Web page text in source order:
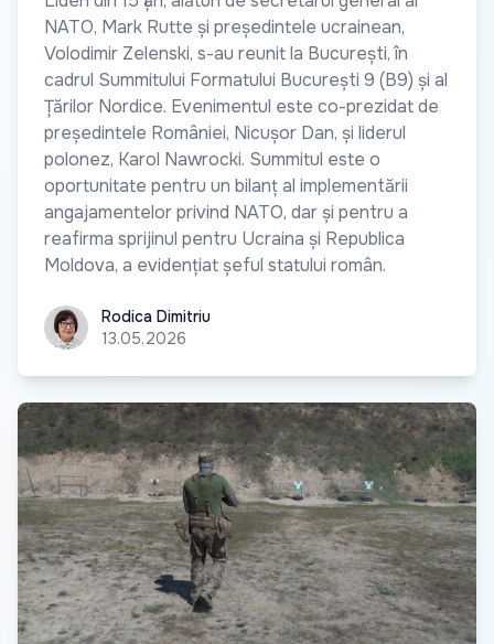
NATO, Mark Rutte și președintele ucrainean,
Volodimir Zelenski, s-au reunit la București, în
cadrul Summitului Formatului București 9 (B9) și al
Țărilor Nordice. Evenimentul este co-prezidat de
președintele României, Nicușor Dan, și liderul
polonez, Karol Nawrocki. Summitul este o
oportunitate pentru un bilanț al implementării
angajamentelor privind NATO, dar și pentru a
reafirma sprijinul pentru Ucraina și Republica
Moldova, a evidențiat șeful statului român.
Rodica Dimitriu
Rodica Dimitriu
13.05.2026